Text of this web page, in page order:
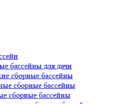
бассейны для дачи
сборные бассейны
сборные бассейны
сборные бассейны